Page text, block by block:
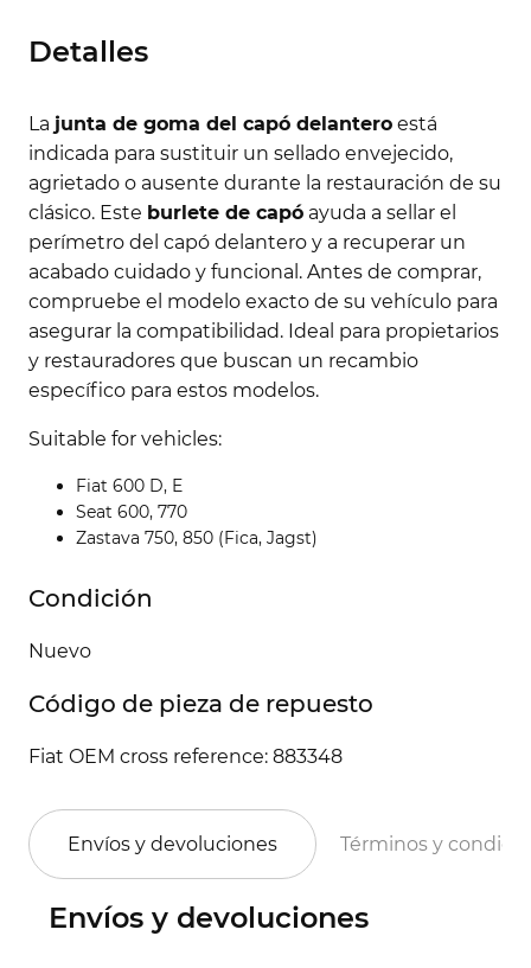
Detalles
La junta de goma del capó delantero está
indicada para sustituir un sellado envejecido,
agrietado o ausente durante la restauración de su
clásico. Este burlete de capó ayuda a sellar el
perímetro del capó delantero y a recuperar un
acabado cuidado y funcional. Antes de comprar,
compruebe el modelo exacto de su vehículo para
asegurar la compatibilidad. Ideal para propietarios
y restauradores que buscan un recambio
específico para estos modelos.
Suitable for vehicles:
Fiat 600 D, E
Seat 600, 770
Zastava 750, 850 (Fica, Jagst)
Condición
Nuevo
Código de pieza de repuesto
Fiat OEM cross reference: 883348
Envíos y devoluciones Términos y
Envíos y devoluciones